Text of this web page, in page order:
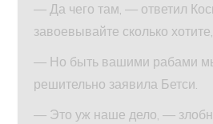
— Да чего там, — ответил
завоевывайте сколько
— Но быть вашими рабами
решительно заявила Бетси.
— Это уж наше дело, —